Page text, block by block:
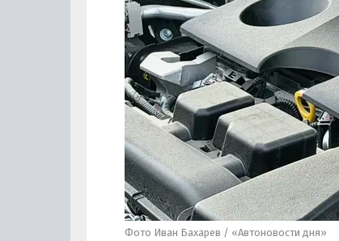
Фото Иван Бахарев / «Автоновости дня»